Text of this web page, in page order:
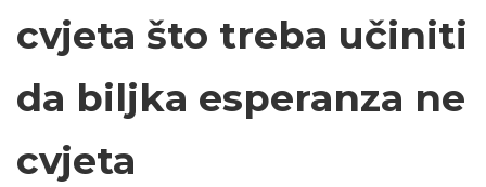
cvjeta što treba učiniti
da biljka esperanza ne
cvjeta